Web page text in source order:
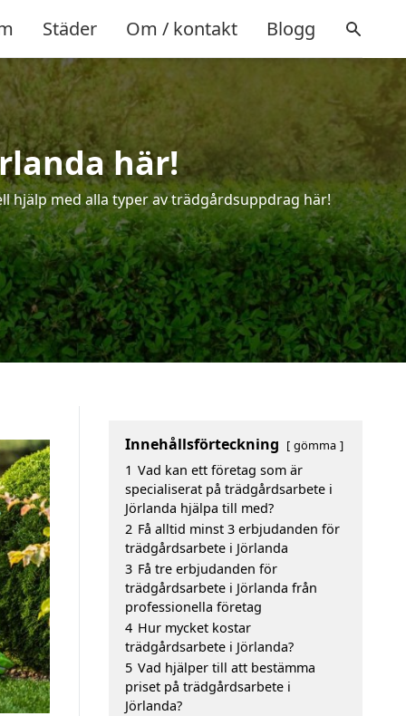
Städer Om / kontakt Blogg
här!
hjälp med alla typer av trädgårdsuppdrag här!
Innehållsförteckning gömma
1 Vad kan ett företag som är
specialiserat på trädgårdsarbete i
Jörlanda hjälpa till med?
2 Få alltid minst 3 erbjudanden för
trädgårdsarbete i Jörlanda
3 Få tre erbjudanden för
trädgårdsarbete i Jörlanda från
professionella företag
4 Hur mycket kostar
trädgårdsarbete i Jörlanda?
5 Vad hjälper till att bestämma
priset på trädgårdsarbete i
Jörlanda?